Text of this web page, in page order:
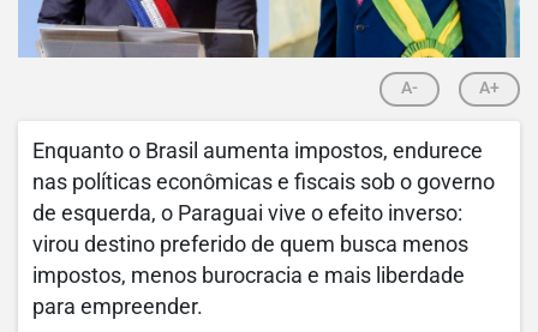
A- A+
Enquanto o Brasil aumenta impostos, endurece
nas políticas econômicas e fiscais sob o governo
de esquerda, o Paraguai vive o efeito inverso:
virou destino preferido de quem busca menos
impostos, menos burocracia e mais liberdade
para empreender.